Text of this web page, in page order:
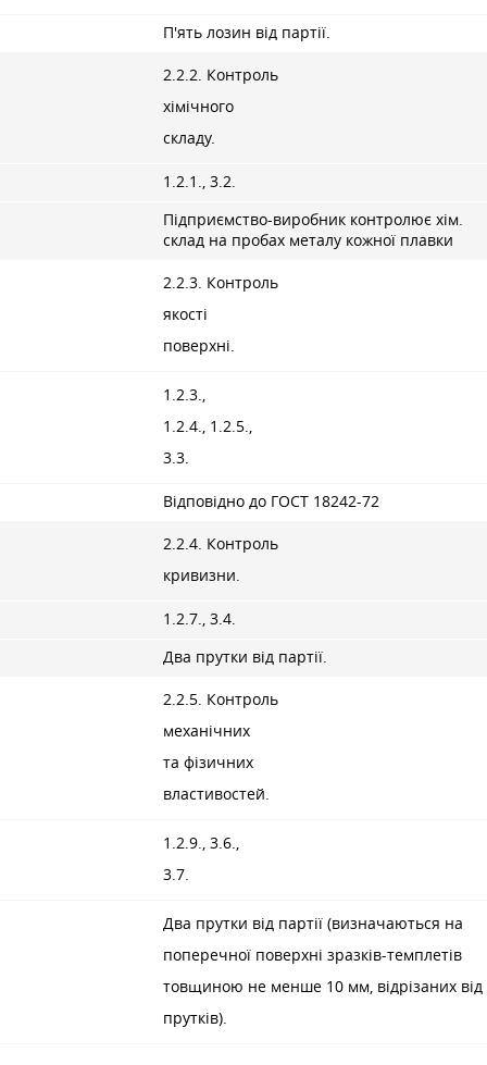
П'ять лозин від партії.
2.2.2. Контроль
хімічного
складу.
1.2.1., 3.2.
Підприємство-виробник контролює хім.
склад на пробах металу кожної плавки
2.2.3. Контроль
якості
поверхні.
1.2.3.,
1.2.4., 1.2.5.,
3.3.
Відповідно до ГОСТ 18242-72
2.2.4. Контроль
кривизни.
1.2.7., 3.4.
Два прутки від партії.
2.2.5. Контроль
механічних
та фізичних
властивостей.
1.2.9., 3.6.,
3.7.
Два прутки від партії (визначаються на
поперечної поверхні зразків-темплетів
товщиною не менше 10 мм, відрізаних від
прутків).